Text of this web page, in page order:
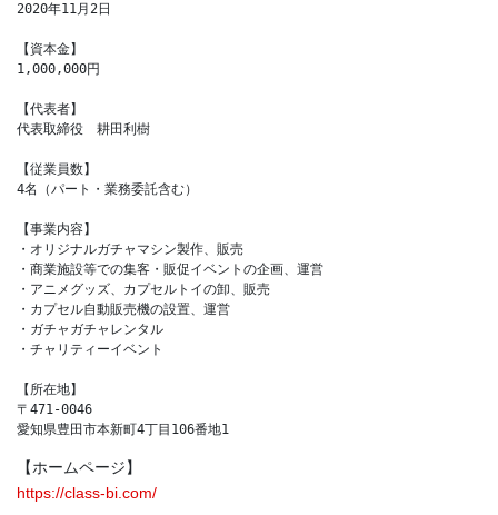
2020年11月2日
【資本金】
1,000,000円
【代表者】
代表取締役　耕田利樹
【従業員数】
4名（パート・業務委託含む）
【事業内容】
・オリジナルガチャマシン製作、販売
・商業施設等での集客・販促イベントの企画、運営
・アニメグッズ、カプセルトイの卸、販売
・カプセル自動販売機の設置、運営
・ガチャガチャレンタル
・チャリティーイベント
【所在地】
〒471-0046
愛知県豊田市本新町4丁目106番地1
【ホームページ】
https://class-bi.com/